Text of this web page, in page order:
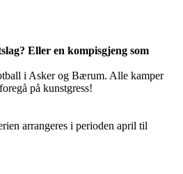
Eller en kompisgjeng som
i Asker og Bærum. Alle kamper
på kunstgress!
arrangeres i perioden april til